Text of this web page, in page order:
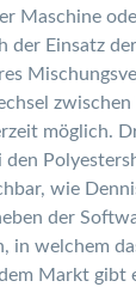
Maschine
der Einsatz
möglich.
den
wie
der
in welchem
Markt gibt